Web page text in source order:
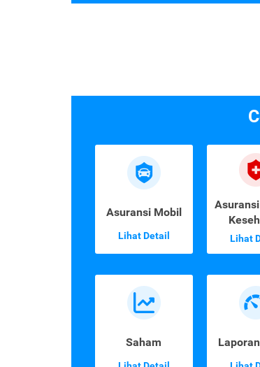
Asuransi Mobil
Lihat Detail Lihat
Saham